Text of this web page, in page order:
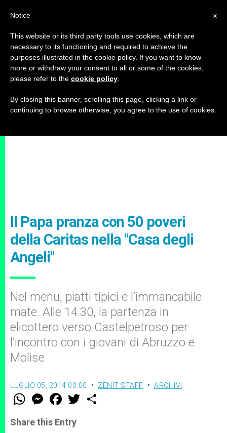
Il Papa pranza con 50 poveri
della Caritas nella "Casa degli
Angeli"
Nel menu, piatti tipici e l’immancabile
mate. Alle 14.30, la partenza in
elicottero verso Castelpetroso per
l’incontro con i giovani di Abruzzo e
Molise
LUGLIO 05, 2014 00:00 ZENIT STAFF ARCHIVI
W
t
s
M
e
s
e
F
a
e
b
w
Share this Entry
x
Notice
This website or its third party tools use cookies, which are
necessary to its functioning and required to achieve the
purposes illustrated in the cookie policy. If you want to know
more or withdraw your consent to all or some of the cookies,
please refer to the cookie policy
By closing this banner, scrolling this page, clicking a link or
continuing to browse otherwise, you agree to the use of cookies.